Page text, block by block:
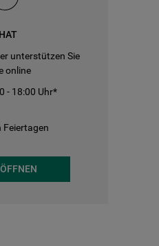
unterstützen Sie
online
- 18:00 Uhr*
Feiertagen